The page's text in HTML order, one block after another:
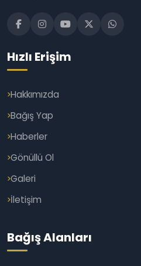
Hızlı Erişim
Hakkımızda
Bağış Yap
Haberler
Gönüllü Ol
Galeri
İletişim
Bağış Alanları